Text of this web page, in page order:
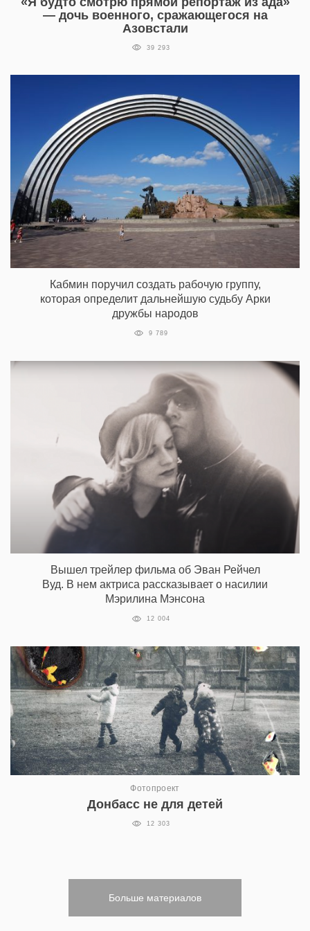
— дочь военного, сражающегося на
Азовстали
39 293
Кабмин поручил создать рабочую группу,
которая определит дальнейшую судьбу Арки
дружбы народов
9 789
Вышел трейлер фильма об Эван Рейчел
Вуд. В нем актриса рассказывает о насилии
Мэрилина Мэнсона
12 004
Фотопроект
Донбасс не для детей
12 303
Больше материалов